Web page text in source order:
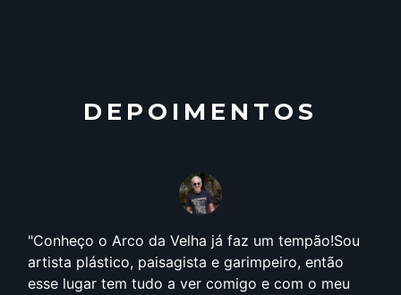
DEPOIMENTOS
Conheço o Arco da Velha já faz um tempão!Sou
artista plástico, paisagista e garimpeiro, então
esse lugar tem tudo a ver comigo e com o meu